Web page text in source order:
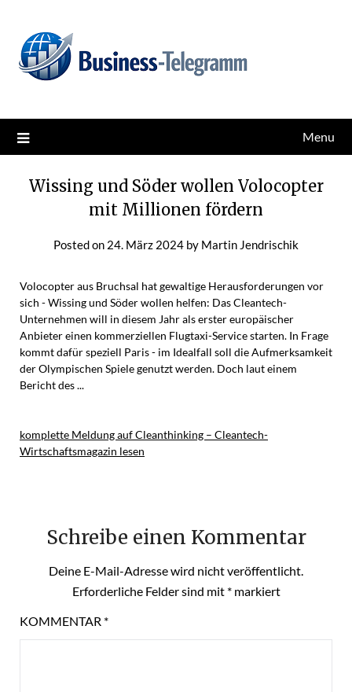
content
Business-Telegramm
Menu
Wissing und Söder wollen Volocopter
mit Millionen fördern
Posted on 24. März 2024 by Martin Jendrischik
Volocopter aus Bruchsal hat gewaltige Herausforderungen vor
sich - Wissing und Söder wollen helfen: Das Cleantech-
Unternehmen will in diesem Jahr als erster europäischer
Anbieter einen kommerziellen Flugtaxi-Service starten. In Frage
kommt dafür speziell Paris - im Idealfall soll die Aufmerksamkeit
der Olympischen Spiele genutzt werden. Doch laut einem
Bericht des ...
komplette Meldung auf Cleanthinking – Cleantech-
Wirtschaftsmagazin lesen
Schreibe einen Kommentar
Deine E-Mail-Adresse wird nicht veröffentlicht.
Erforderliche Felder sind mit *markiert
KOMMENTAR *